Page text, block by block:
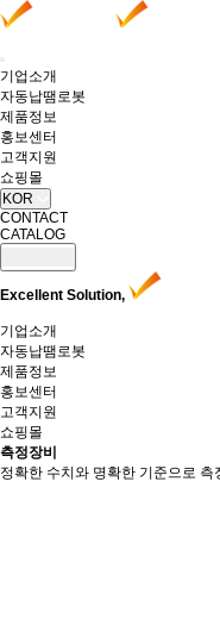
기업소개
자동납땜로봇
제품정보
홍보센터
고객지원
쇼핑몰
KOR
CONTACT
CATALOG
Excellent Solution,
기업소개
자동납땜로봇
제품정보
홍보센터
고객지원
쇼핑몰
측정장비
정확한 수치와 명확한 기준으로